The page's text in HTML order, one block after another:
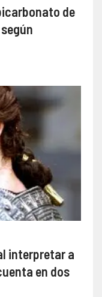
de
interpretar a
en dos